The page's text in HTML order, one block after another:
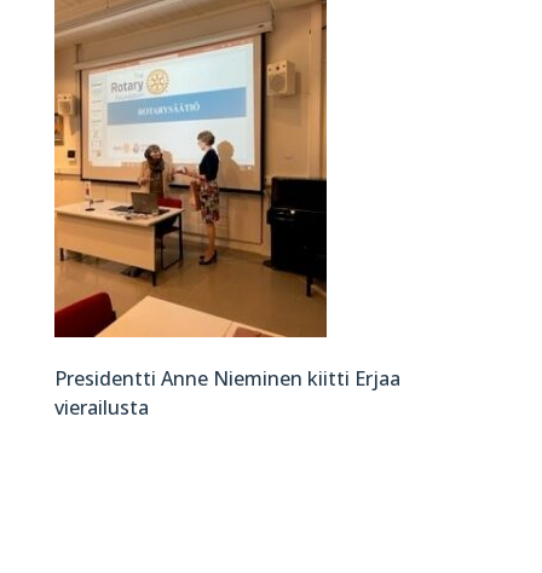
Presidentti Anne Nieminen kiitti Erjaa
vierailusta